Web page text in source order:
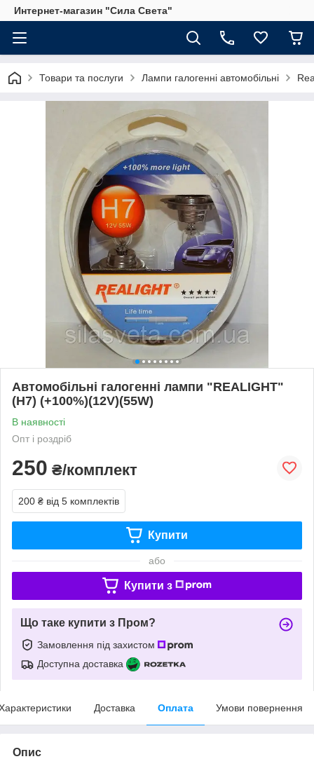
Интернет-магазин "Сила Света"
Товари та послуги Лампи галогенні автомобільні
Автомобільні галогенні лампи "REALIGHT"
(H7) (+100%)(12V)(55W)
В наявності
Опт і роздріб
250 ₴/комплект
200 ₴ від 5 комплектів
Купити
або
Купити з
Що таке купити з Пром?
Замовлення під захистом
Доступна доставка
Доставка Оплата Умови повернення
Опис